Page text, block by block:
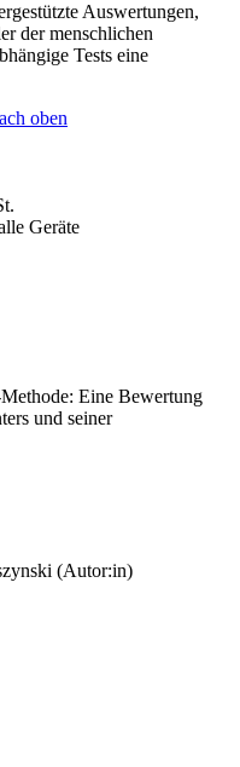
Auswertungen,
der menschlichen
Tests eine
oben
Geräte
Eine Bewertung
und seiner
(Autor:in)